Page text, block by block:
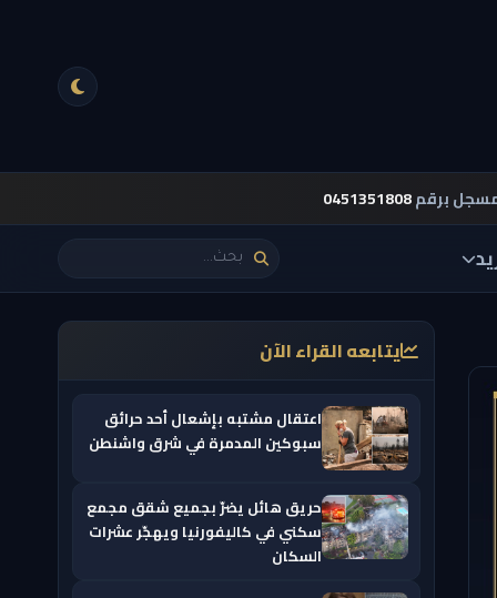
برقم0451351808
يتابعه القراء الآن
اعتقال مشتبه بإشعال أحد حرائق
سبوكين المدمرة في شرق واشنطن
حريق هائل يضرّ بجميع شقق مجمع
سكني في كاليفورنيا ويهجّر عشرات
السكان